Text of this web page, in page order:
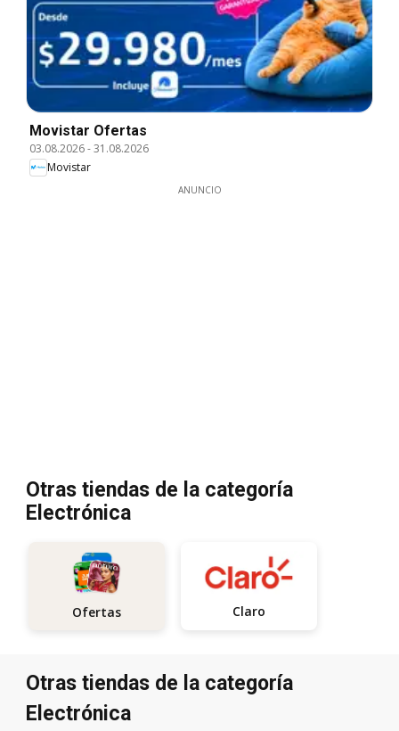
Movistar Ofertas
03.08.2026-31.08.2026
Movistar
ANUNCIO
Otras tiendas de la categoría
Electrónica
Ofertas Claro
Otras tiendas de la categoría
Electrónica